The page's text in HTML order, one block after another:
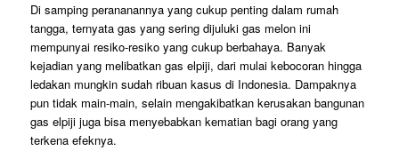
Di samping perananannya yang cukup penting dalam rumah
tangga, ternyata gas yang sering dijuluki gas melon ini
mempunyai resiko-resiko yang cukup berbahaya. Banyak
kejadian yang melibatkan gas elpiji, dari mulai kebocoran hingga
ledakan mungkin sudah ribuan kasus di Indonesia. Dampaknya
pun tidak main-main, selain mengakibatkan kerusakan bangunan
gas elpiji juga bisa menyebabkan kematian bagi orang yang
terkena efeknya.